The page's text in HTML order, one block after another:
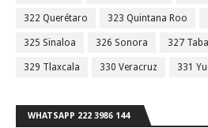
322 Querétaro 323 Quintana Roo
325 Sinaloa 326 Sonora 327
329 Tlaxcala 330 Veracruz 331
WHATSAPP 222 3986 144